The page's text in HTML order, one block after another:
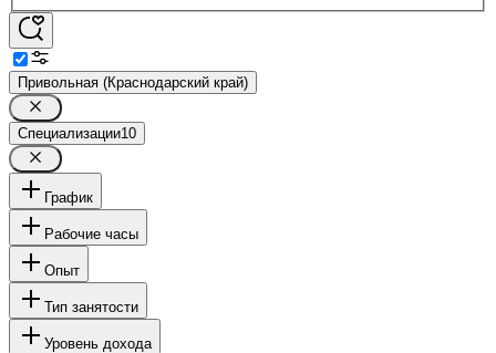
Привольная (Краснодарский край)
Специализации10
График
Рабочие часы
Опыт
Тип занятости
Уровень дохода